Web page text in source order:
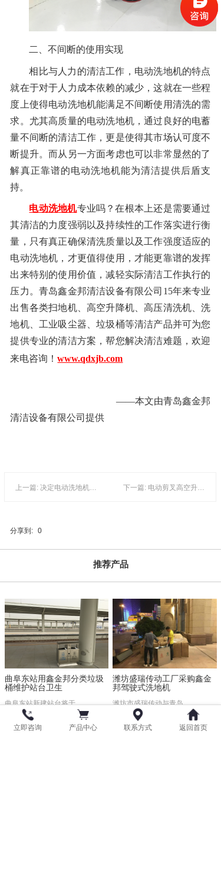
二、不间断的使用实现
相比与人力的清洁工作，电动洗地机的特点
就在于对于人力成本依赖的减少，这就在一些程
度上使得电动洗地机能满足不间断使用清洗的需
求。尤其高质量的电动洗地机，通过良好的电蓄
量不间断的清洁工作，更是使得其市场认可度不
断提升。而从另一方面考虑也可以非常显然的了
解真正靠谱的电动洗地机能为清洁提供后盾支
持。
电动洗地机专业吗？在根本上还是需要通过
其清洁的力度强弱以及持续性的工作落实进行衡
量，只有真正确保清洗质量以及工作强度适应的
电动洗地机，才更值得使用，才能更靠谱的发挥
出来特别的使用价值，减轻实际清洁工作执行的
压力。青岛鑫金邦清洁设备有限公司15年来专业
出售各类扫地机、高空升降机、高压清洗机、洗
地机、工业吸尘器、垃圾桶等清洁产品并可为您
提供专业的清洁方案，帮您解决清洁难题，欢迎
来电咨询！www.qdxjb.com
——本文由青岛鑫金邦
清洁设备有限公司提供
上一篇: 决定电动洗地机价格的要素有哪些？ 下一篇: 电动剪叉高空升降机原来拥有这么多优点！
分享到: 0
推荐产品
曲阜东站用鑫金邦分类垃圾
桶维护站台卫生
曲阜东站新建站台将于...
2019-10-31
潍坊盛瑞传动工厂采购鑫金
邦驾驶式洗地机
潍坊市盛瑞传动与青岛...
2019-10-30
立即咨询 产品中心 联系方式 返回首页